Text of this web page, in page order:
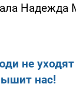
Надежда
не уходят
нас!